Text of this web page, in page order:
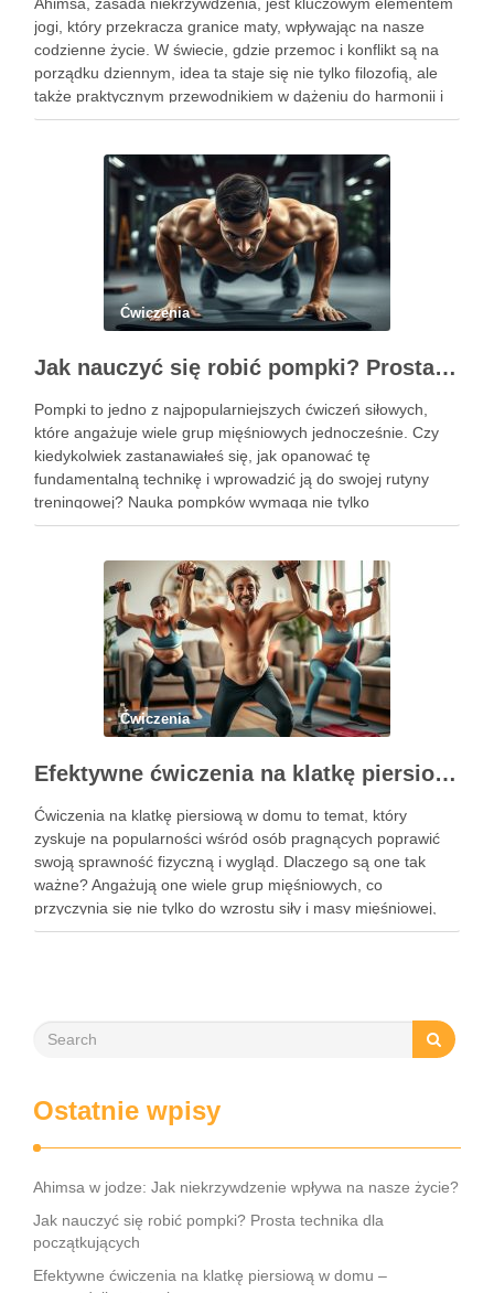
jogi, który przekracza granice maty, wpływając na nasze
codzienne życie. W świecie, gdzie przemoc i konflikt są na
porządku dziennym, idea ta staje się nie tylko filozofią, ale
także praktycznym przewodnikiem w dążeniu do harmonii i
pokoju. Ahimsa uczy nas szacunku do siebie i …
Ćwiczenia
Jak nauczyć się robić pompki? Prosta technika dla początkujących
Pompki to jedno z najpopularniejszych ćwiczeń siłowych,
które angażuje wiele grup mięśniowych jednocześnie. Czy
kiedykolwiek zastanawiałeś się, jak opanować tę
fundamentalną technikę i wprowadzić ją do swojej rutyny
treningowej? Nauka pompków wymaga nie tylko
determinacji, ale także zrozumienia poprawnej formy i
Ćwiczenia
Efektywne ćwiczenia na klatkę piersiową w domu – przewodnik po treningu
Ćwiczenia na klatkę piersiową w domu to temat, który
zyskuje na popularności wśród osób pragnących poprawić
swoją sprawność fizyczną i wygląd. Dlaczego są one tak
ważne? Angażują one wiele grup mięśniowych, co
przyczynia się nie tylko do wzrostu siły i masy mięśniowej,
ale także do poprawy postawy ciała oraz wydolności …
Ostatnie wpisy
Ahimsa w jodze: Jak niekrzywdzenie wpływa na nasze życie?
Jak nauczyć się robić pompki? Prosta technika dla
początkujących
Efektywne ćwiczenia na klatkę piersiową w domu –